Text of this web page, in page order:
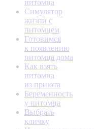
питомца
Симулятор
жизни с
питомцем
Готовимся
к появлению
питомца дома
Как взять
питомца
из приюта
Беременность
у питомца
Выбрать
кличку